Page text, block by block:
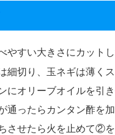
やすい大きさにカット
細切り、玉ネギは薄く
にオリーブオイルを引
通ったらカンタン酢を
させたら火を止めて②